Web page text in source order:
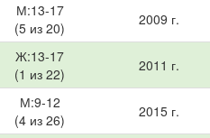
М:13-17
(5 из 20)
2009 г.
Ж:13-17
(1 из 22)
2011 г.
М:9-12
(4 из 26)
2015 г.